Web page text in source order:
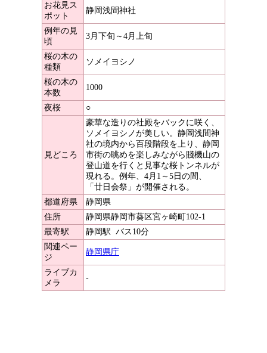
お花見ス
ポット
静岡浅間神社
例年の見
頃
3月下旬～4月上旬
桜の木の
種類
ソメイヨシノ
桜の木の
本数
1000
夜桜 ○
見どころ
豪華な造りの社殿をバックに咲く、
ソメイヨシノが美しい。静岡浅間神
社の境内から百段階段を上り、静岡
市街の眺めを楽しみながら賤機山の
登山道を行くと見事な桜トンネルが
現れる。例年、4月1～5日の間、
「廿日会祭」が開催される。
都道府県
静岡県
住所
静岡県静岡市葵区宮ヶ崎町102-1
最寄駅
静岡駅 バス10分
関連ペー
ジ
静岡県庁
ライブカ
メラ
-